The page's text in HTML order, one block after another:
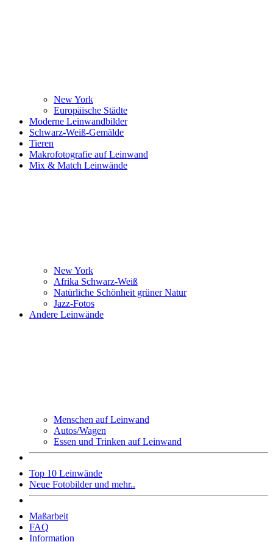
New York
Europäische Städte
Moderne Leinwandbilder
Schwarz-Weiß-Gemälde
Tieren
Makrofotografie auf Leinwand
Mix & Match Leinwände
New York
Afrika Schwarz-Weiß
Natürliche Schönheit grüner Natur
Jazz-Fotos
Andere Leinwände
Menschen auf Leinwand
Autos/Wagen
Essen und Trinken auf Leinwand
Top 10 Leinwände
Neue Fotobilder und mehr..
Maßarbeit
FAQ
Information